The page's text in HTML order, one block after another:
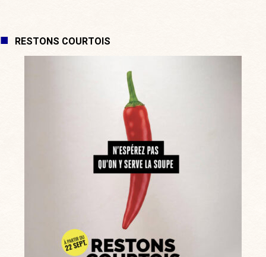
RESTONS COURTOIS